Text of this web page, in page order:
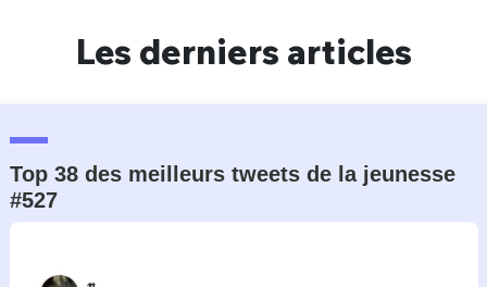
Les derniers articles
Top 38 des meilleurs tweets de la jeunesse
#527
Un Thread